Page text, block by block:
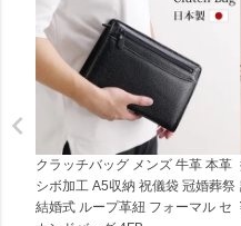
クラッチバッグ メンズ 牛革 本革
シボ加工 A5収納 祝儀袋 冠婚葬祭
結婚式 ループ革紐 フォーマル セ